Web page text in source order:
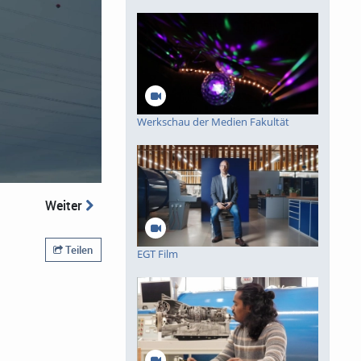
Weiter
Teilen
Werkschau der Medien Fakultät
EGT Film